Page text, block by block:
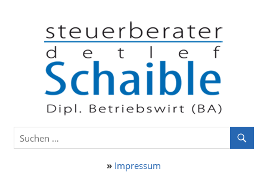
aus
Ostelsheim
» Impressum